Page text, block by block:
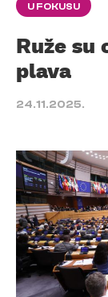
U FOKUSU
Ruže su
plava
24.11.2025.